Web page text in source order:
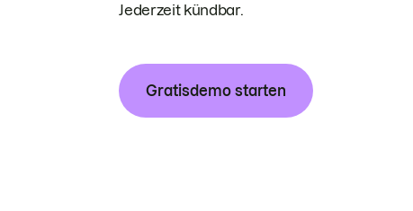
Jederzeit kündbar.
Gratisdemo starten